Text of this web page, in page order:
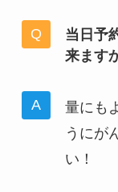
当日予
来ます
量にも
うにが
い！